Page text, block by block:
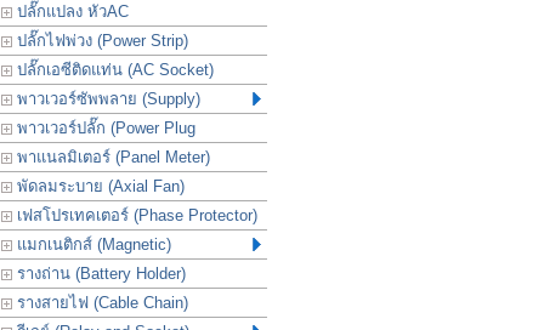
ปลั๊กแปลง หัวAC
ปลั๊กไฟพ่วง (Power Strip)
ปลั๊กเอซีติดแท่น (AC Socket)
พาวเวอร์ซัพพลาย (Supply)
พาวเวอร์ปลั๊ก (Power Plug
พาแนลมิเตอร์ (Panel Meter)
พัดลมระบาย (Axial Fan)
เฟสโปรเทคเตอร์ (Phase Protector)
แมกเนติกส์ (Magnetic)
รางถ่าน (Battery Holder)
รางสายไฟ (Cable Chain)